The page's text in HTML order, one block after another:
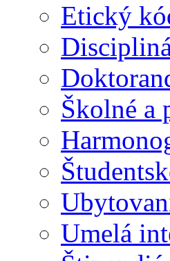
Etický
Školné a
Umelá